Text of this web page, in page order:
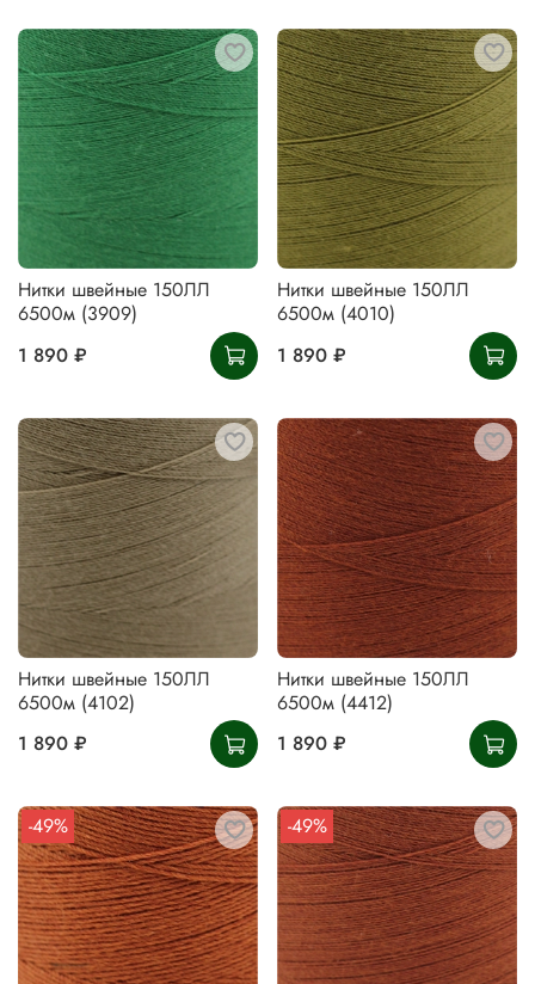
Нитки швейные 150ЛЛ
6500м (3909)
1 890 ₽
Нитки швейные 150ЛЛ
6500м (4010)
1 890 ₽
Нитки швейные 150ЛЛ
6500м (4102)
1 890 ₽
Нитки швейные 150ЛЛ
6500м (4412)
1 890 ₽
-49% -49%